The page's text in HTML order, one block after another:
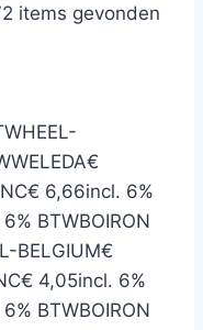
items gevonden
HEEL-
WELEDA€
€ 6,66incl. 6%
BTWBOIRON
BELGIUM€
€ 4,05incl. 6%
BTWBOIRON